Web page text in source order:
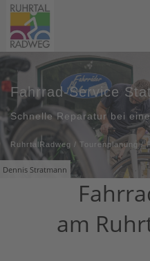
Dennis Stratmann
Fahrrad-Service
Schnelle Reparatur bei
RuhrtalRadweg / Tourenplanung/
am